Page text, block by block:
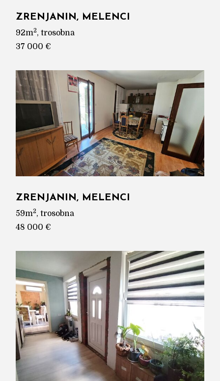
ZRENJANIN, MELENCI
92m2, trosobna
37 000 €
ZRENJANIN, MELENCI
59m2, trosobna
48 000 €